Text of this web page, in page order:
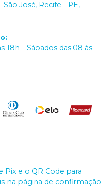
José, Recife - PE,
:
18h - Sábados das 08 às
Pix e o QR Code para
na página de confirmação